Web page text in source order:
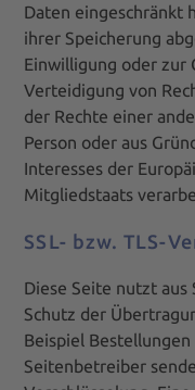
Daten eingeschränkt
ihrer Speicherung
Einwilligung oder zur
Verteidigung von
der Rechte einer
Person oder aus
Interesses der
Mitgliedstaats
SSL- bzw. TLS-
Diese Seite nutzt
Schutz der
Beispiel
Seitenbetreiber